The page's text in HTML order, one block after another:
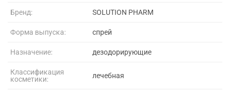
Бренд: SOLUTION PHARM
Форма выпуска: спрей
Назначение: дезодорирующие
Классификация
косметики:
лечебная